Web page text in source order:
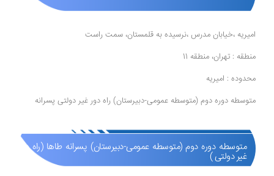
امیریه ،خیابان مدرس ،نرسیده به قلمستان، سمت راست
منطقه : تهران، منطقه 11
محدوده : امیریه
متوسطه دوره دوم (متوسطه عمومی-دبیرستان) راه دور غیر دولتی پسرانه
متوسطه دوره دوم (متوسطه عمومی-دبیرستان) پسرانه طاها (راه دور
غیر دولتی )